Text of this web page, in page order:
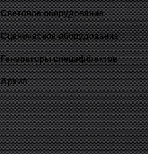
Световое оборудование
Сценическое оборудование
Генераторы спецэффектов
Архив